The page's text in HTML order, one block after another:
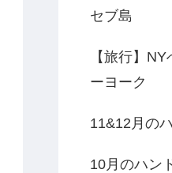
セブ島
【旅行】
ーヨーク
11&12月の
10月のハン